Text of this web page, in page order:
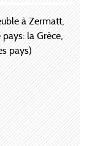
à Zermatt,
la Grèce,
pays)